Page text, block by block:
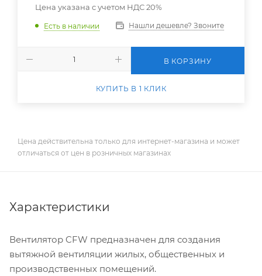
Цена указана с учетом НДС 20%
Есть в наличии Нашли дешевле? Звоните
В КОРЗИНУ
КУПИТЬ В 1 КЛИК
Цена действительна только для интернет-магазина и может
отличаться от цен в розничных магазинах
Характеристики
Вентилятор CFW предназначен для создания
вытяжной вентиляции жилых, общественных и
производственных помещений.